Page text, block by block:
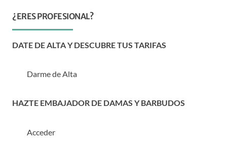
¿ERES PROFESIONAL?
DATE DE ALTA Y DESCUBRE TUS TARIFAS
Darme de Alta
HAZTE EMBAJADOR DE DAMAS Y BARBUDOS
Acceder